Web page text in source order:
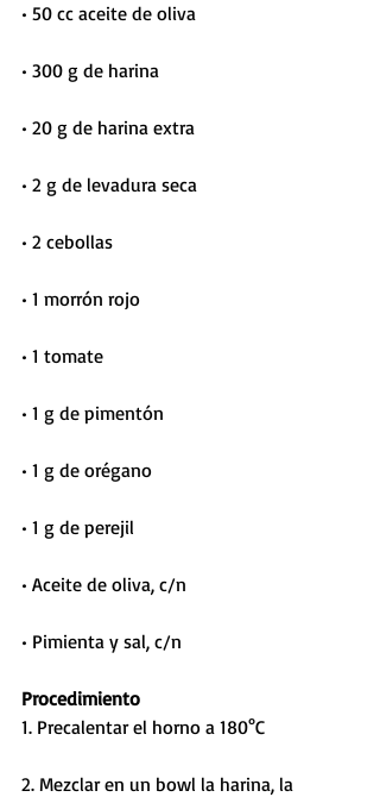
• 50 cc aceite de oliva
• 300 g de harina
• 20 g de harina extra
• 2 g de levadura seca
• 2 cebollas
• 1 morrón rojo
• 1 tomate
• 1 g de pimentón
• 1 g de orégano
• 1 g de perejil
• Aceite de oliva, c/n
• Pimienta y sal, c/n
Procedimiento
1. Precalentar el horno a 180°C
2. Mezclar en un bowl la harina, la